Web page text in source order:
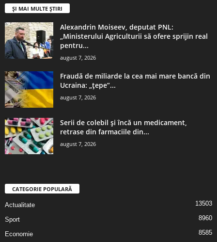
ȘI MAI MULTE ȘTIRI
Alexandrin Moiseev, deputat PNL:
„Ministerului Agriculturii să ofere sprijin real
pentru...
august 7, 2026
Fraudă de miliarde la cea mai mare bancă din
Ucraina: „țepe”...
august 7, 2026
Serii de colebil și încă un medicament,
retrase din farmaciile din...
august 7, 2026
CATEGORIE POPULARĂ
Actualitate 13503
Sport 8960
Economie 8585